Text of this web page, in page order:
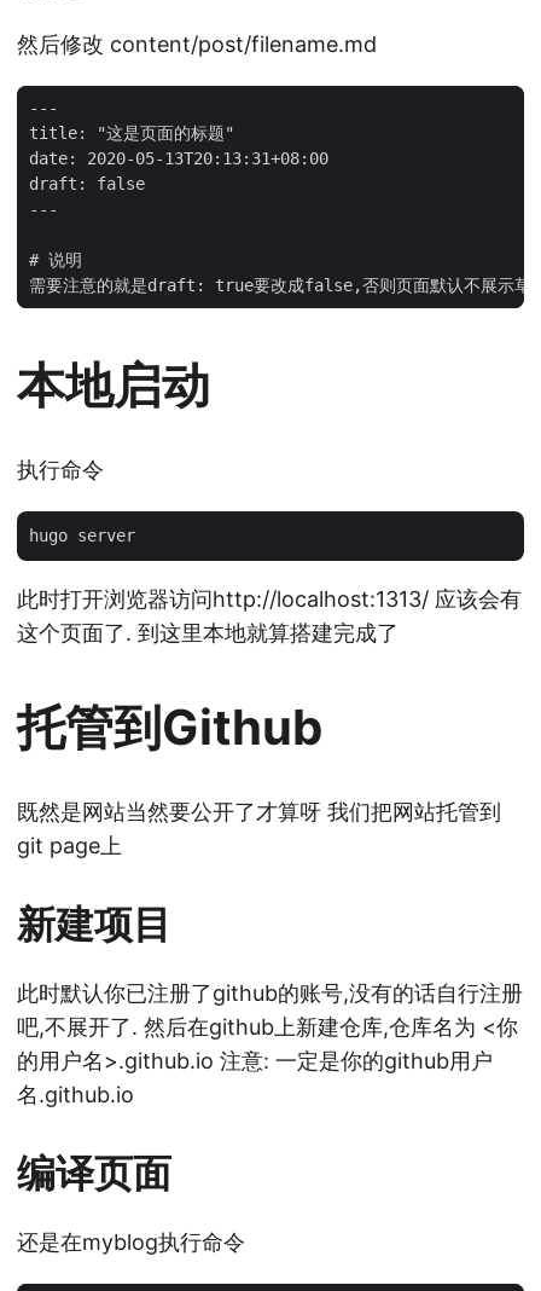
然后修改 content/post/filename.md
本地启动
执行命令
此时打开浏览器访问http://localhost:1313/ 应该会有
这个页面了. 到这里本地就算搭建完成了
托管到Github
既然是网站当然要公开了才算呀 我们把网站托管到
git page上
新建项目
此时默认你已注册了github的账号,没有的话自行注册
吧,不展开了. 然后在github上新建仓库,仓库名为 <你
的用户名>.github.io 注意: 一定是你的github用户
名.github.io
编译页面
还是在myblog执行命令